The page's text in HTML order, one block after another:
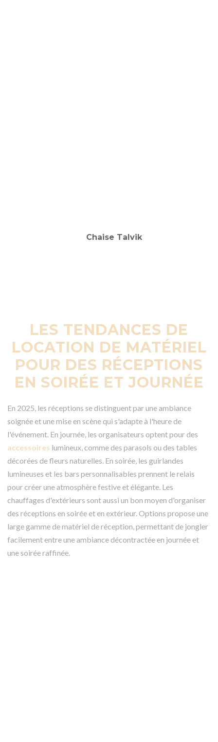
LES TENDANCES DE
LOCATION DE MATÉRIEL
POUR DES RÉCEPTIONS
EN SOIRÉE ET JOURNÉE
En 2025, les réceptions se distinguent par une ambiance
soignée et une mise en scène qui s'adapte à l'heure de
l'événement. En journée, les organisateurs optent pour des
accessoires lumineux, comme des parasols ou des tables
décorées de fleurs naturelles. En soirée, les guirlandes
lumineuses et les bars personnalisables prennent le relais
pour créer une atmosphère festive et élégante. Les
chauffages d'extérieurs sont aussi un bon moyen d'organiser
des réceptions en soirée et en extérieur. Options propose une
large gamme de matériel de réception, permettant de jongler
facilement entre une ambiance décontractée en journée et
une soirée raffinée.